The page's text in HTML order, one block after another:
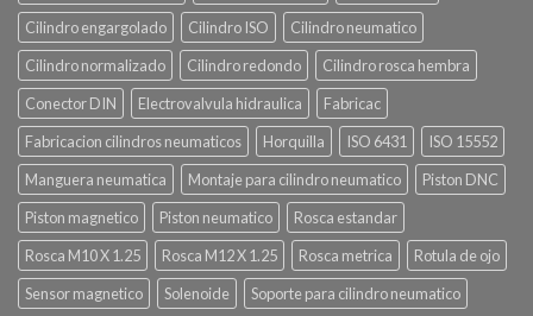
Cilindro engargolado
Cilindro ISO
Cilindro neumatico
Cilindro normalizado
Cilindro redondo
Cilindro rosca hembra
Conector DIN
Electrovalvula hidraulica
Fabricac
Fabricacion cilindros neumaticos
Horquilla ISO 6431
ISO 15552
Manguera neumatica
Montaje para cilindro neumatico
Piston DNC
Piston magnetico
Piston neumatico
Rosca estandar
Rosca M10 X 1.25
Rosca M12 X 1.25 Rosca metrica
Rotula de ojo
Sensor magnetico
Solenoide Soporte para cilindro neumatico